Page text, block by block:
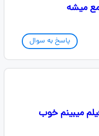
میشه
پاسخ به سوال
۳ نخوندم فیلم میبینم خوب